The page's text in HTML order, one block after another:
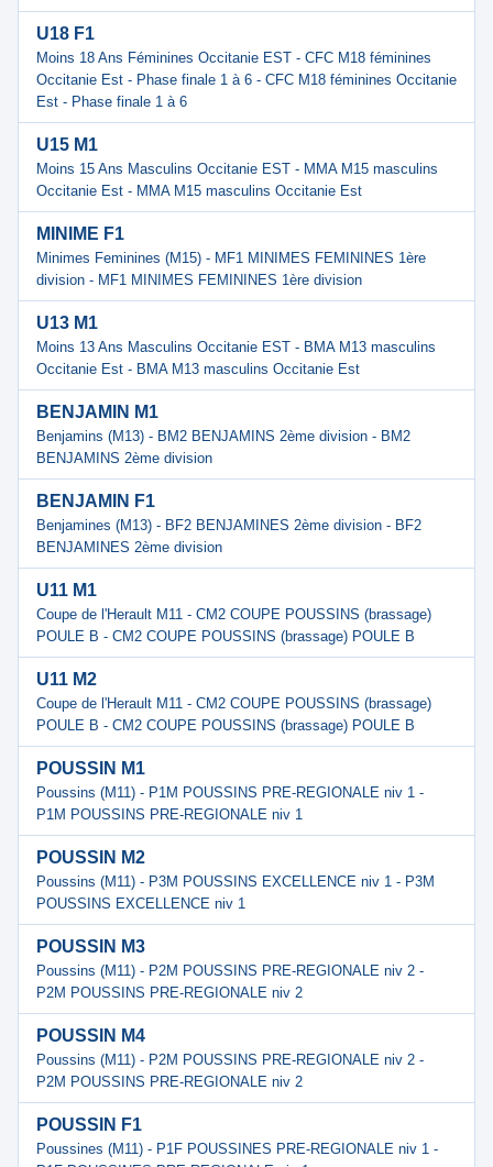
U18 F1
Moins 18 Ans Féminines Occitanie EST - CFC M18 féminines
Occitanie Est - Phase finale 1 à 6 - CFC M18 féminines Occitanie
Est - Phase finale 1 à 6
U15 M1
Moins 15 Ans Masculins Occitanie EST - MMA M15 masculins
Occitanie Est - MMA M15 masculins Occitanie Est
MINIME F1
Minimes Feminines (M15) - MF1 MINIMES FEMININES 1ère
division - MF1 MINIMES FEMININES 1ère division
U13 M1
Moins 13 Ans Masculins Occitanie EST - BMA M13 masculins
Occitanie Est - BMA M13 masculins Occitanie Est
BENJAMIN M1
Benjamins (M13) - BM2 BENJAMINS 2ème division - BM2
BENJAMINS 2ème division
BENJAMIN F1
Benjamines (M13) - BF2 BENJAMINES 2ème division - BF2
BENJAMINES 2ème division
U11 M1
Coupe de l'Herault M11 - CM2 COUPE POUSSINS (brassage)
POULE B - CM2 COUPE POUSSINS (brassage) POULE B
U11 M2
Coupe de l'Herault M11 - CM2 COUPE POUSSINS (brassage)
POULE B - CM2 COUPE POUSSINS (brassage) POULE B
POUSSIN M1
Poussins (M11) - P1M POUSSINS PRE-REGIONALE niv 1 -
P1M POUSSINS PRE-REGIONALE niv 1
POUSSIN M2
Poussins (M11) - P3M POUSSINS EXCELLENCE niv 1 - P3M
POUSSINS EXCELLENCE niv 1
POUSSIN M3
Poussins (M11) - P2M POUSSINS PRE-REGIONALE niv 2 -
P2M POUSSINS PRE-REGIONALE niv 2
POUSSIN M4
Poussins (M11) - P2M POUSSINS PRE-REGIONALE niv 2 -
P2M POUSSINS PRE-REGIONALE niv 2
POUSSIN F1
Poussines (M11) - P1F POUSSINES PRE-REGIONALE niv 1 -